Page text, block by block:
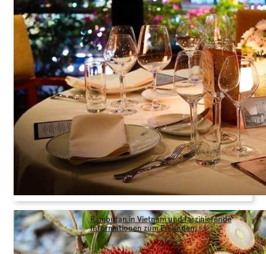
Rambutan in Vietnam und faszinierende
Informationen zum Erkunden